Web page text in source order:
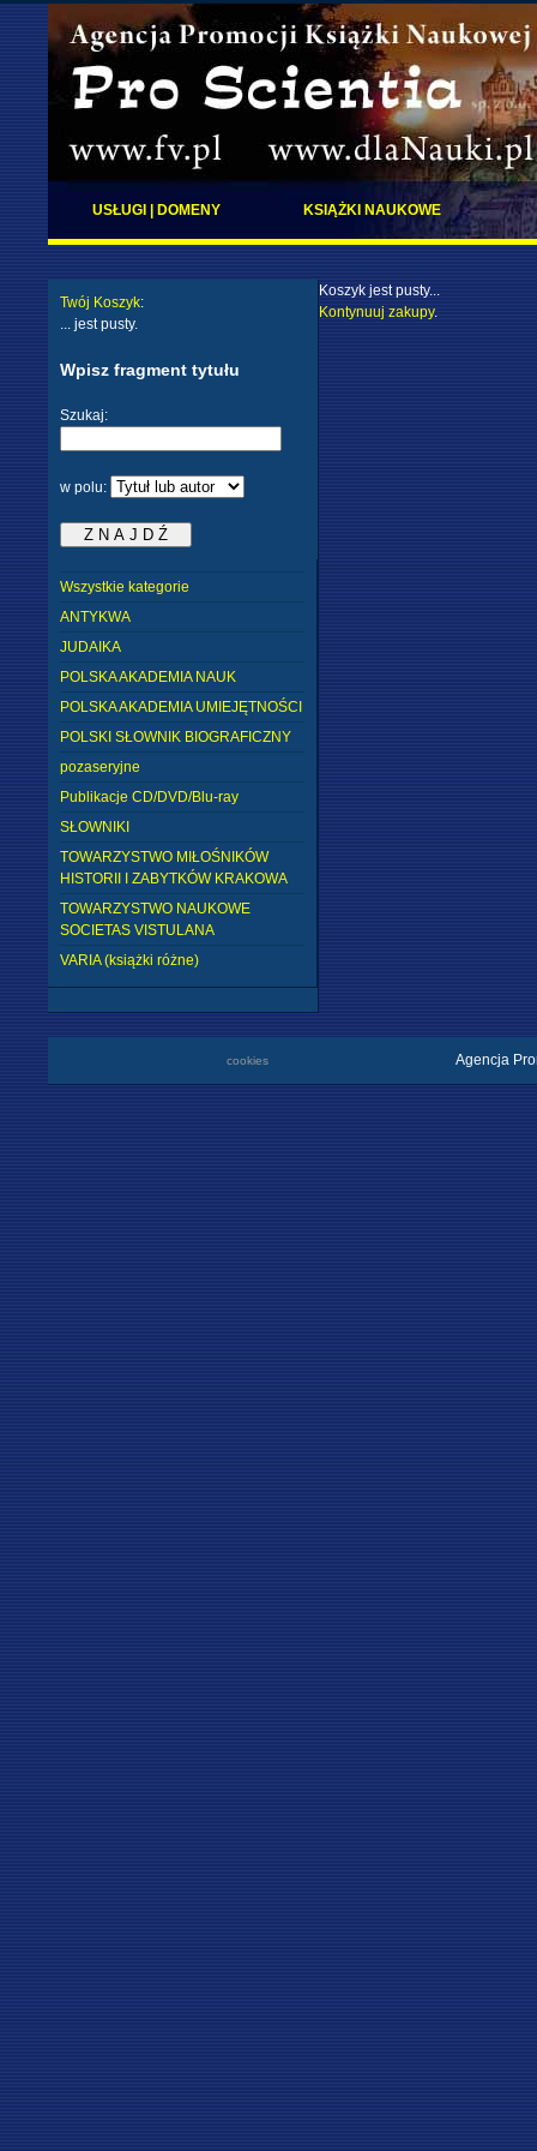
USŁUGI | DOMENY KSIĄŻKI NAUKOWE
Twój Koszyk:
... jest pusty.
Wpisz fragment tytułu
Szukaj:
w polu:
Wszystkie kategorie
ANTYKWA
JUDAIKA
POLSKA AKADEMIA NAUK
POLSKA AKADEMIA UMIEJĘTNOŚCI
POLSKI SŁOWNIK BIOGRAFICZNY
pozaseryjne
Publikacje CD/DVD/Blu-ray
SŁOWNIKI
TOWARZYSTWO MIŁOŚNIKÓW
HISTORII I ZABYTKÓW KRAKOWA
TOWARZYSTWO NAUKOWE
SOCIETAS VISTULANA
VARIA (książki różne)
Koszyk jest pusty...
Kontynuuj zakupy.
cookies Agencja